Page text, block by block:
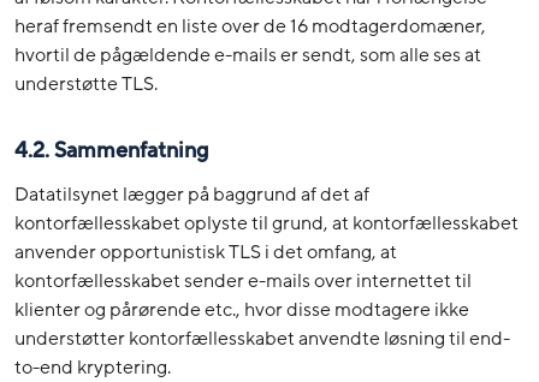
heraf fremsendt en liste over de 16 modtagerdomæner,
hvortil de pågældende e-mails er sendt, som alle ses at
understøtte TLS.
4.2.Sammenfatning
Datatilsynet lægger på baggrund af det af
kontorfællesskabet oplyste til grund, at kontorfællesskabet
anvender opportunistisk TLS i det omfang, at
kontorfællesskabet sender e-mails over internettet til
klienter og pårørende etc., hvor disse modtagere ikke
understøtter kontorfællesskabet anvendte løsning til end-
to-end kryptering.